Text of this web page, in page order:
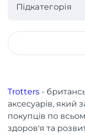
Підкатегорія
Trotters -
аксесуарів, який
покупців по
здоров'я та